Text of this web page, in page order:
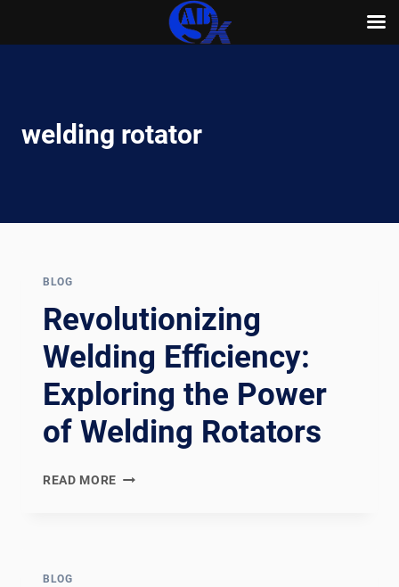
welding rotator
BLOG
Revolutionizing
Welding Efficiency:
Exploring the Power
of Welding Rotators
READ MORE REVOLUTIONIZING
BLOG